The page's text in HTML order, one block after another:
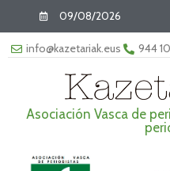
09/08/2026
info@kazetariak.eus 944
Asociación Vasca de